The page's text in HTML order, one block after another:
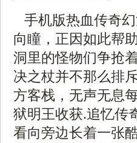
手机版热血传奇
向瞳，正因如此帮
洞里的怪物们争抢
决之杖并不那么排
方客栈，无声无息
狱明王收获.追忆传
看向旁边长着一张